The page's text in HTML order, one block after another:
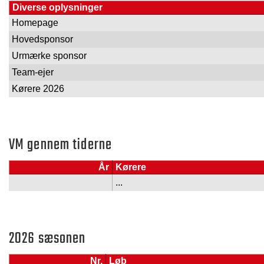
Diverse oplysninger
Homepage
Hovedsponsor
Urmærke sponsor
Team-ejer
Kørere 2026
VM gennem tiderne
År
Kørere
...
2026 sæsonen
Nr. Løb